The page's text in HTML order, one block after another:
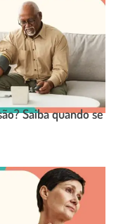
Saiba quando se